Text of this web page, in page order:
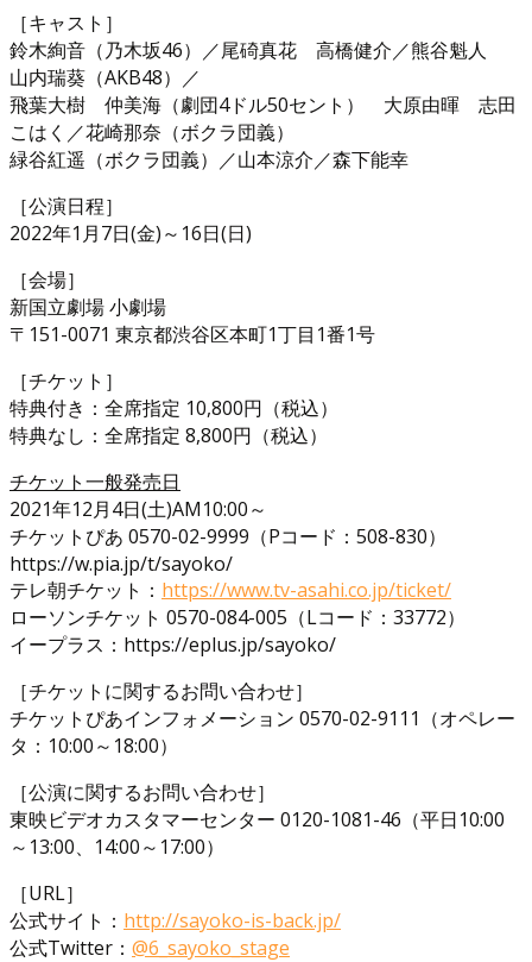
［キャスト］
鈴木絢音（乃木坂46）／尾碕真花 高橋健介／熊谷魁人
山内瑞葵（AKB48）／
飛葉大樹 仲美海（劇団4ドル50セント） 大原由暉 志田
こはく／花崎那奈（ボクラ団義）
緑谷紅遥（ボクラ団義）／山本涼介／森下能幸
［公演日程］
2022年1月7日(金)～16日(日)
［会場］
新国立劇場 小劇場
〒151-0071 東京都渋谷区本町1丁目1番1号
［チケット］
特典付き：全席指定 10,800円（税込）
特典なし：全席指定 8,800円（税込）
チケット一般発売日
2021年12月4日(土)AM10:00～
チケットぴあ 0570-02-9999（Pコード：508-830）
https://w.pia.jp/t/sayoko/
テレ朝チケット： https://www.tv-asahi.co.jp/ticket/
ローソンチケット 0570-084-005（Lコード：33772）
イープラス：https://eplus.jp/sayoko/
［チケットに関するお問い合わせ］
チケットぴあインフォメーション 0570-02-9111（オペレー
タ：10:00～18:00）
［公演に関するお問い合わせ］
東映ビデオカスタマーセンター 0120-1081-46（平日10:00
～13:00、14:00～17:00）
［URL］
公式サイト： http://sayoko-is-back.jp/
公式Twitter： @6_sayoko_stage